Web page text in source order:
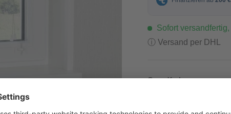
Sofort
ⓘ Versand per DHL
Grundfarbe